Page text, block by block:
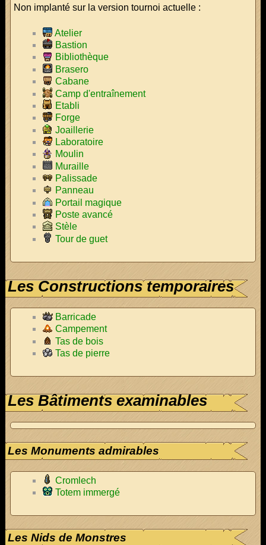
Non implanté sur la version tournoi actuelle :
Atelier
Bastion
Bibliothèque
Brasero
Cabane
Camp d'entraînement
Etabli
Forge
Joaillerie
Laboratoire
Moulin
Muraille
Palissade
Panneau
Portail magique
Poste avancé
Stèle
Tour de guet
Les Constructions temporaires
Barricade
Campement
Tas de bois
Tas de pierre
Les Bâtiments examinables
Les Monuments admirables
Cromlech
Totem immergé
Les Nids de Monstres